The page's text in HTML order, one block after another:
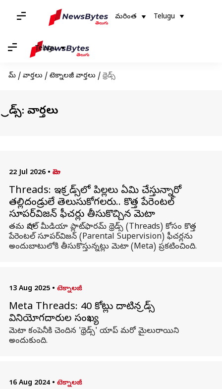
మరింత Telugu
Telugu
హోమ్ / వార్తలు / టెక్నాలజీ వార్తలు / థ్రెడ్స్
థ్రెడ్స్: వార్తలు
22 Jul 2026 • మెటా
Threads: ఇక థ్రెడ్స్‌లో పిల్లలు ఏమి చేస్తున్నారో
తల్లిదండ్రులే తెలుసుకోగలరు.. కొత్త పేరెంటల్
సూపర్‌విజన్ ఫీచర్లు తీసుకొచ్చిన మెటా
తమ సోషల్ మీడియా ప్లాట్‌ఫారమ్ థ్రెడ్స్ (Threads) కోసం కొత్త
పేరెంటల్ సూపర్‌విజన్ (Parental Supervision) ఫీచర్లను
అందుబాటులోకి తీసుకొస్తున్నట్లు మెటా (Meta) ప్రకటించింది.
13 Aug 2025 • టెక్నాలజీ
Meta Threads: 40 కోట్లు దాటిన థ్రెడ్స్
వినియోగదారుల సంఖ్య
మెటా కంపెనీకి చెందిన 'థ్రెడ్స్‌' యాప్‌ మరో మైలురాయిని
అందుకుంది.
16 Aug 2024 • టెక్నాలజీ